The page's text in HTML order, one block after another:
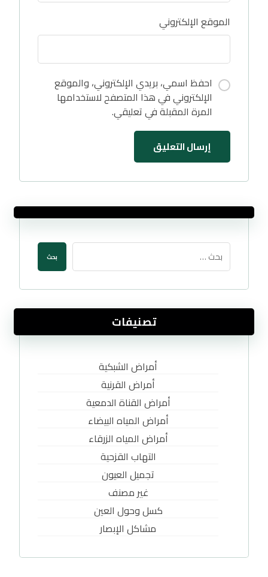
الموقع الإلكتروني
احفظ اسمي، بريدي الإلكتروني، والموقع
الإلكتروني في هذا المتصفح لاستخدامها
المرة المقبلة في تعليقي.
إرسال التعليق
بحث
تصنيفات
أمراض الشبكية
أمراض القرنية
أمراض القناة الدمعية
أمراض المياه البيضاء
أمراض المياه الزرقاء
التهاب القزحية
تجميل العيون
غير مصنف
كسل وحول العين
مشاكل الإبصار